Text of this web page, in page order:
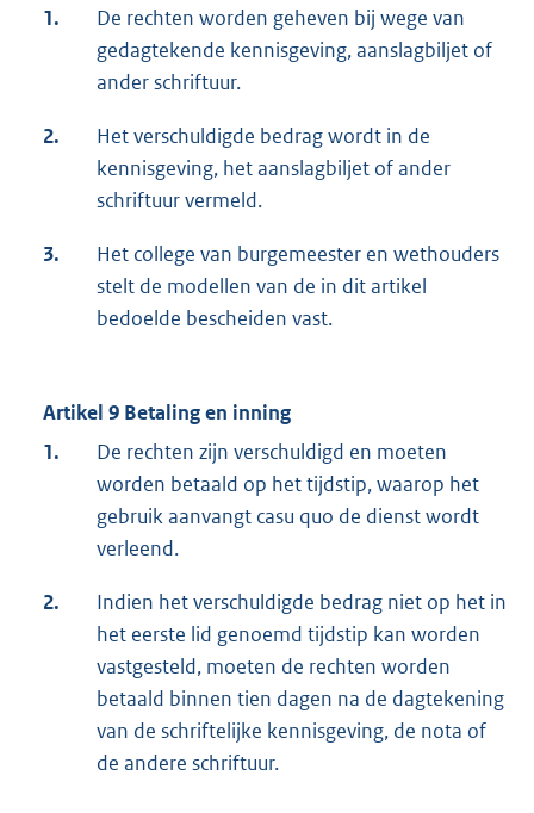
1.
De rechten worden geheven bij wege van
gedagtekende kennisgeving, aanslagbiljet of
ander schriftuur.
2.
Het verschuldigde bedrag wordt in de
kennisgeving, het aanslagbiljet of ander
schriftuur vermeld.
3.
Het college van burgemeester en wethouders
stelt de modellen van de in dit artikel
bedoelde bescheiden vast.
Artikel 9 Betaling en inning
1.
De rechten zijn verschuldigd en moeten
worden betaald op het tijdstip, waarop het
gebruik aanvangt casu quo de dienst wordt
verleend.
2.
Indien het verschuldigde bedrag niet op het in
het eerste lid genoemd tijdstip kan worden
vastgesteld, moeten de rechten worden
betaald binnen tien dagen na de dagtekening
van de schriftelijke kennisgeving, de nota of
de andere schriftuur.